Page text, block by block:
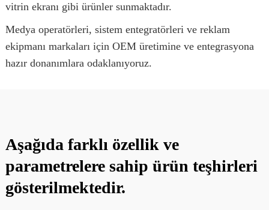
vitrin ekranı gibi ürünler sunmaktadır.
Medya operatörleri, sistem entegratörleri ve reklam
ekipmanı markaları için OEM üretimine ve entegrasyona
hazır donanımlara odaklanıyoruz.
Aşağıda farklı özellik ve
parametrelere sahip ürün teşhirleri
gösterilmektedir.